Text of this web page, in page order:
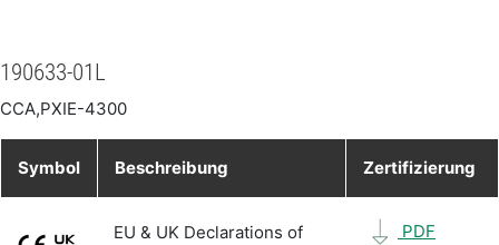
190633-01L
CCA,PXIE-4300
Symbol Beschreibung Zertifizierung
EU & UK Declarations of
PDF